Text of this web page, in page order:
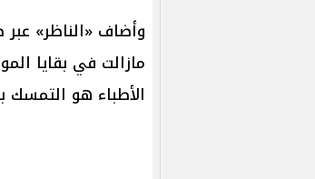
وأضاف «الناظر»
مازالت في بقايا
الأطباء هو التمسك